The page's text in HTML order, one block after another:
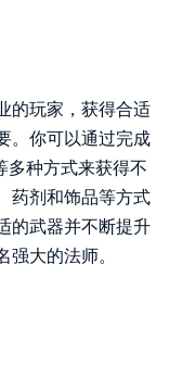
的玩家，获得合适
。你可以通过完成
多种方式来获得不
药剂和饰品等方式
的武器并不断提升
大的法师。